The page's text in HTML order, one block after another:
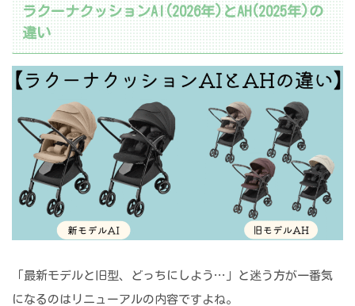
ラクーナクッションAI(2026年)とAH(2025年)の
違い
「最新モデルと旧型、どっちにしよう…」と迷う方が一番気
になるのはリニューアルの内容ですよね。